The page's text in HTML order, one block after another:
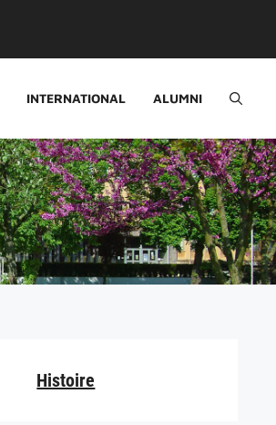
INTERNATIONAL ALUMNI
Histoire